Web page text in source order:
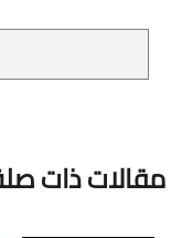
مقالات ذات